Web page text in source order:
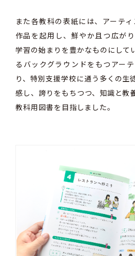
また各教科の表紙には、アーテ
作品を起用し、鮮やか且つ広が
学習の始まりを豊かなものにして
るバックグラウンドをもつアー
り、特別支援学校に通う多くの生
感し、誇りをもちつつ、知識と教
教科用図書を目指しました。